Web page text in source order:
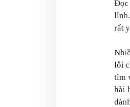
Đọc
rất
lỗi
tìm
hài